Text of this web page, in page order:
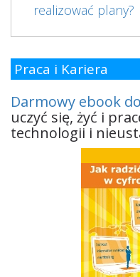
realizować plany?
Praca i Kariera
Darmowy ebook
uczyć się, żyć i
technologii i